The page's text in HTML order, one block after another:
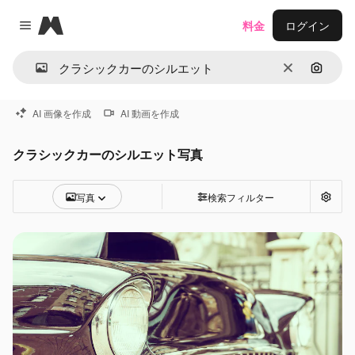
Close menu
Magnific
消去 画像で
料金 ログイン
AI 画像を作成 AI 動画を作成
クラシックカーのシルエット写真
写真 検索フィルター